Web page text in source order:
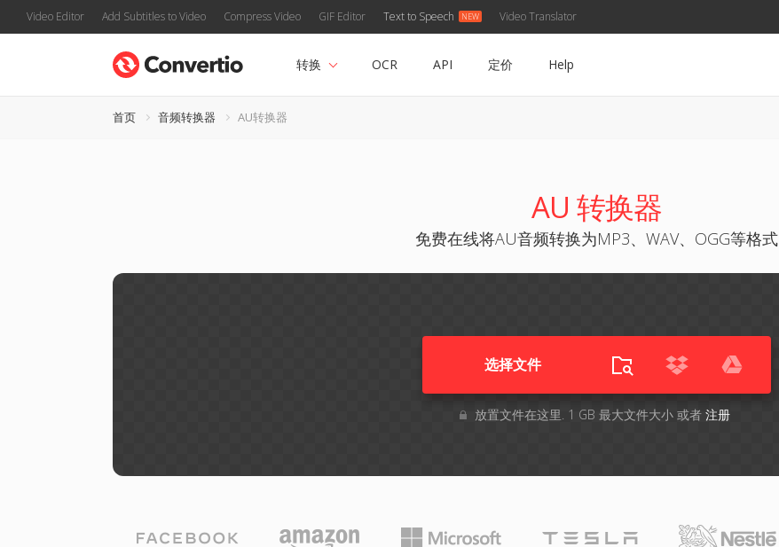
Video Editor Add Subtitles to Video Compress Video GIF Editor Text to Speech Video Translator
转换 OCR API 定价 Help
首页 音频转换器 AU转换器
AU 转换器
免费在线将AU音频转换为MP3、WAV、OGG等格式
选择文件
放置文件在这里. 1 GB 最大文件大小 或者 注册